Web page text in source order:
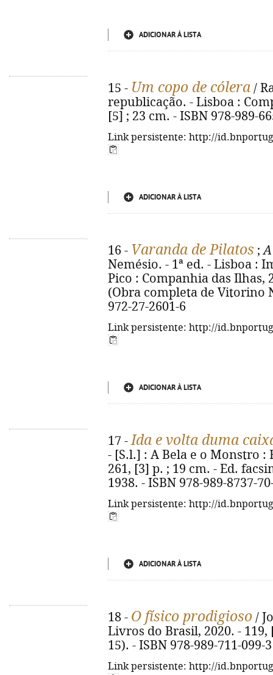
ADICIONAR À LISTA
15 - Um copo de cólera /
republicação. - Lisboa :
[5] ; 23 cm. - ISBN 978-989-
Link persistente: http://
ADICIONAR À LISTA
16 - Varanda de Pilatos ;
Nemésio. - 1ª ed. - Lisboa :
Pico : Companhia das Ilhas,
(Obra completa de Vitorino
972-27-2601-6
Link persistente: http://
ADICIONAR À LISTA
17 -Ida e volta duma
- [S.l.] : A Bela e o Monstro :
261, [3] p. ; 19 cm. - Ed.
1938. - ISBN 978-989-8737-
Link persistente: http://
ADICIONAR À LISTA
18 - O físico prodigioso /
Livros do Brasil, 2020. -
15). - ISBN 978-989-711-099-3
Link persistente: http://